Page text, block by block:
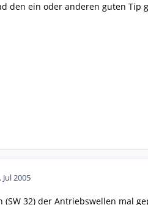
den ein oder anderen guten Tip
Jul 2005
(SW 32) der Antriebswellen mal